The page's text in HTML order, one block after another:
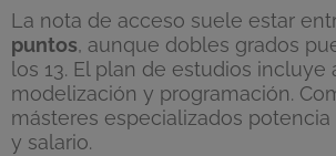
La nota de acceso suele estar
puntos, aunque dobles grados
los 13. El plan de estudios incluye
modelización y programación.
másteres especializados
y salario.